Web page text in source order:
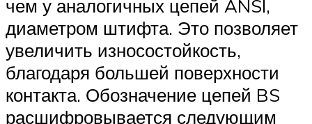
чем у аналогичных цепей ANSI,
диаметром штифта. Это позволяет
увеличить износостойкость,
благодаря большей поверхности
контакта. Обозначение цепей BS
расшифровывается следующим